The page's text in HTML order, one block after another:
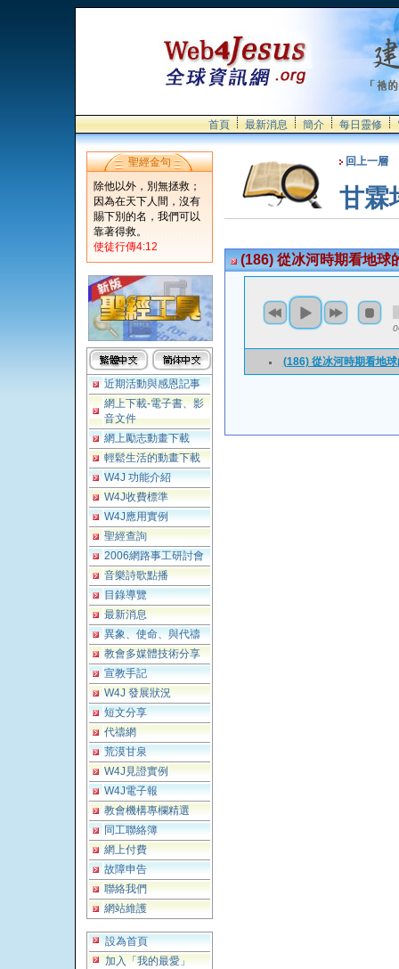
首頁 最新消息 簡介 每日靈修
聖經金句
除他以外，別無拯救；
因為在天下人間，沒有
賜下別的名，我們可以
靠著得救。
使徒行傳4:12
近期活動與感恩記事
網上下載-電子書、影
音文件
網上勵志動畫下載
輕鬆生活的動畫下載
W4J 功能介紹
W4J收費標準
W4J應用實例
聖經查詢
2006網路事工研討會
音樂詩歌點播
目錄導覽
最新消息
異象、使命、與代禱
教會多媒體技術分享
宣教手記
W4J 發展狀況
短文分享
代禱網
荒漠甘泉
W4J見證實例
W4J電子報
教會機構專欄精選
同工聯絡簿
網上付費
故障申告
聯絡我們
網站維護
設為首頁
加入「我的最愛」
回上一層
甘霖
(186) 從冰河時期看地球
(186) 從冰河時期看地球